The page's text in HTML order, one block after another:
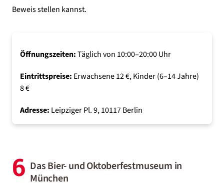
Beweis stellen kannst.
Öffnungszeiten:Täglich von 10:00–20:00 Uhr
Eintrittspreise: Erwachsene 12 €, Kinder (6–14 Jahre)
8 €
Adresse: Leipziger Pl. 9, 10117 Berlin
6 Das Bier- und Oktoberfestmuseum in
München